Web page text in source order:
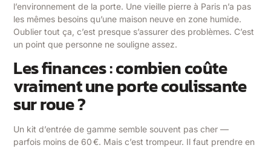
l’environnement de la porte. Une vieille pierre à Paris n’a pas
les mêmes besoins qu’une maison neuve en zone humide.
Oublier tout ça, c’est presque s’assurer des problèmes. C’est
un point que personne ne souligne assez.
Les finances : combien coûte
vraiment une porte coulissante
sur roue ?
Un kit d’entrée de gamme semble souvent pas cher —
parfois moins de 60 €. Mais c’est trompeur. Il faut prendre en